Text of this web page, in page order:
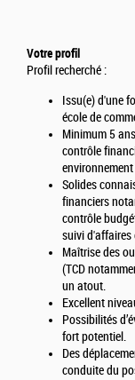
Votre profil
Profil recherché :
Issu(e) d'une
école de
Minimum 5
contrôle
Solides
financiers
contrôle
suivi d'affaires
Maîtrise des
(TCD
un atout.
Excellent
Possibilités
fort potentiel.
Des
conduite du